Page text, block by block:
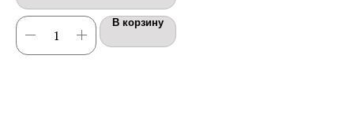
В корзину